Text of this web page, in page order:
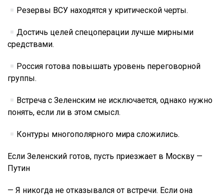
Резервы ВСУ находятся у критической черты.
Достичь целей спецоперации лучше мирными
средствами.
Россия готова повышать уровень переговорной
группы.
Встреча с Зеленским не исключается, однако нужно
понять, если ли в этом смысл.
Контуры многополярного мира сложились.
Если Зеленский готов, пусть приезжает в Москву —
Путин
— Я никогда не отказывался от встречи. Если она